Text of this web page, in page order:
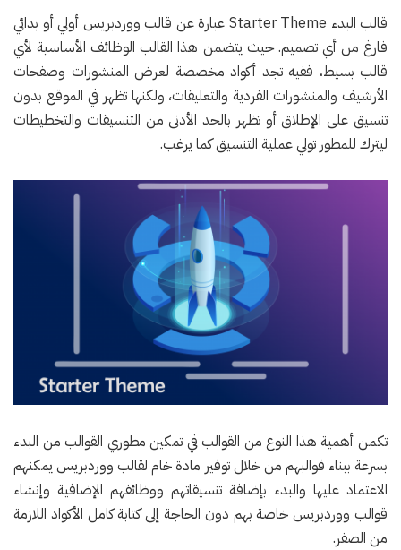
قالب البدء Starter Theme عبارة عن قالب ووردبريس أولي أو بدائي
فارغ من أي تصميم. حيث يتضمن هذا القالب الوظائف الأساسية لأي
قالب بسيط، ففيه تجد أكواد مخصصة لعرض المنشورات وصفحات
الأرشيف والمنشورات الفردية والتعليقات، ولكنها تظهر في الموقع بدون
تنسيق على الإطلاق أو تظهر بالحد الأدنى من التنسيقات والتخطيطات
ليترك للمطور تولي عملية التنسيق كما يرغب.
تكمن أهمية هذا النوع من القوالب في تمكين مطوري القوالب من البدء
بسرعة ببناء قوالبهم من خلال توفير مادة خام لقالب ووردبريس يمكنهم
الاعتماد عليها والبدء بإضافة تنسيقاتهم ووظائفهم الإضافية وإنشاء
قوالب ووردبريس خاصة بهم دون الحاجة إلى كتابة كامل الأكواد اللازمة
من الصفر.